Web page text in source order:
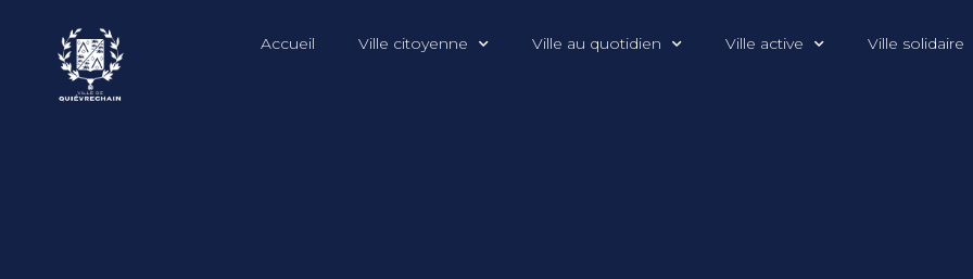
Accueil Ville citoyenne Ville au quotidien Ville active Ville solidaire